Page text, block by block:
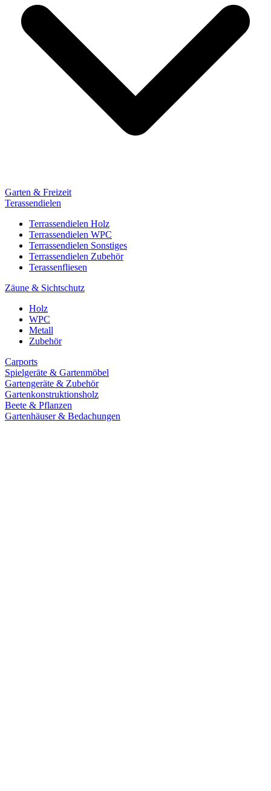
Garten & Freizeit
Terassendielen
Terrassendielen Holz
Terrassendielen WPC
Terrassendielen Sonstiges
Terrassendielen Zubehör
Terassenfliesen
Zäune & Sichtschutz
Holz
WPC
Metall
Zubehör
Carports
Spielgeräte & Gartenmöbel
Gartengeräte & Zubehör
Gartenkonstruktionsholz
Beete & Pflanzen
Gartenhäuser & Bedachungen